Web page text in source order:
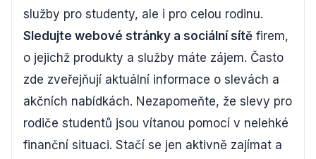
služby pro studenty, ale i pro celou rodinu.
Sledujte webové stránky a sociální sítě firem,
o jejichž produkty a služby máte zájem. Často
zde zveřejňují aktuální informace o slevách a
akčních nabídkách. Nezapomeňte, že slevy pro
rodiče studentů jsou vítanou pomocí v nelehké
finanční situaci. Stačí se jen aktivně zajímat a